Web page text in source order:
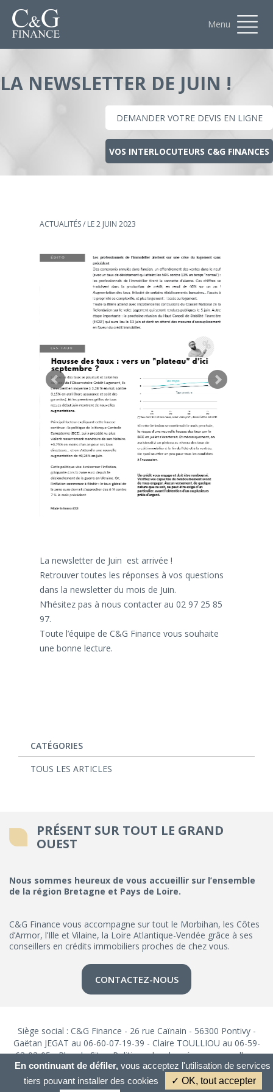
Menu
LA NEWSLETTER DE JUIN !
DEMANDER VOTRE DEVIS EN LIGNE
VOS INTERLOCUTEURS C&G FINANCES
ACTUALITÉS/ LE 2 JUIN 2023
La newsletter de Juin est arrivée !
Retrouver toutes les réponses à vos questions
dans la newsletter du mois de Juin.
N’hésitez pas à nous contacter au 02 97 25 85
97.
Toute l’équipe de C&G Finance vous souhaite
une bonne lecture.
CATÉGORIES
TOUS LES ARTICLES
PRÉSENT SUR TOUT LE GRAND
OUEST
Nous sommes heureux de vous accueillir sur l’ensemble
de la région Bretagne et Pays de Loire.
C&G Finance vous accompagne sur tout le Morbihan, les Côtes
d’Armor, l’Ille et Vilaine, la Loire Atlantique-Vendée grâce à ses
conseillers en crédits immobiliers proches de chez vous.
CONTACTEZ-NOUS
Siège social : C&G Finance - 26 rue Caïnain - 56300 Pontivy -
Gaëtan JEGAT au 06-60-07-19-39 - Claire TOULLIOU au 06-59-
63-03-05 -Plan du Site-Politique des données personnelles-
Mentions Légales
En continuant de défiler, vous acceptez l'utilisation de services
tiers pouvant installer des cookies
✓ OK, tout accepter